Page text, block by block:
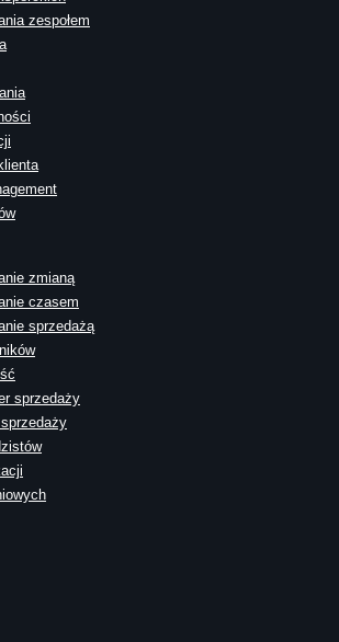
zespołem
zmianą
czasem
sprzedażą
sprzedaży